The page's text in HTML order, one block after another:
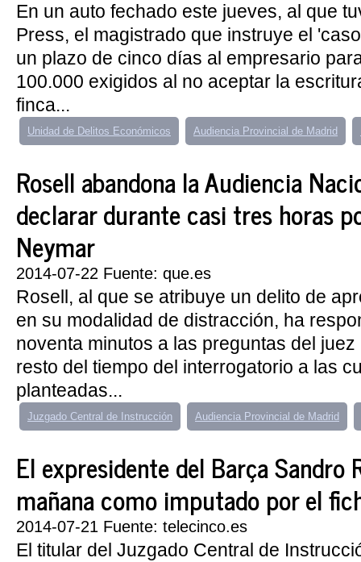
En un auto fechado este jueves, al que
Press, el magistrado que instruye el
un plazo de cinco días al empresario
100.000 exigidos al no aceptar la
finca...
Unidad de Delitos Económicos Audiencia Provincial de Madrid
Rosell abandona la Audiencia
declarar durante casi tres horas
Neymar
2014-07-22 Fuente: que.es
Rosell, al que se atribuye un delito de
en su modalidad de distracción, ha
noventa minutos a las preguntas del
resto del tiempo del interrogatorio a las
planteadas...
Juzgado Central de Instrucción Audiencia Provincial de Madrid
El expresidente del Barça Sandro
mañana como imputado por el
2014-07-21 Fuente: telecinco.es
El titular del Juzgado Central de